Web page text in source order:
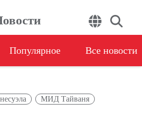
Популярное Все новости
МИД Тайваня